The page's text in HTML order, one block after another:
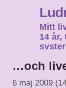
Mitt
14 år,
…och
6 maj 2009